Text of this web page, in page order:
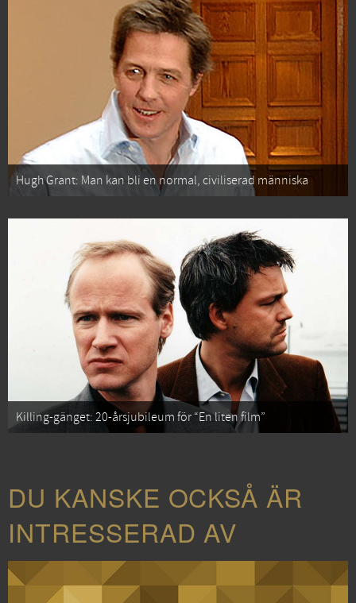
Hugh Grant: Man kan bli en normal, civiliserad människa
Killing-gänget: 20-årsjubileum för “En liten film”
DU KANSKE OCKSÅ ÄR
INTRESSERAD AV